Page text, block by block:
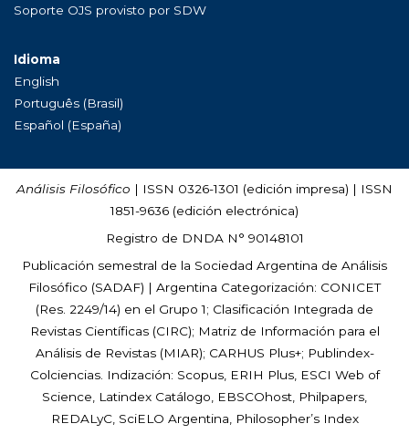
Soporte OJS provisto por SDW
Idioma
English
Português (Brasil)
Español (España)
Análisis Filosófico | ISSN 0326-1301 (edición impresa) | ISSN
1851-9636 (edición electrónica)
Registro de DNDA N° 90148101
Publicación semestral de la Sociedad Argentina de Análisis
Filosófico (SADAF) | Argentina Categorización: CONICET
(Res. 2249/14) en el Grupo 1; Clasificación Integrada de
Revistas Científicas (CIRC); Matriz de Información para el
Análisis de Revistas (MIAR); CARHUS Plus+; Publindex-
Colciencias. Indización: Scopus, ERIH Plus, ESCI Web of
Science, Latindex Catálogo, EBSCOhost, Philpapers,
REDALyC, SciELO Argentina, Philosopher’s Index